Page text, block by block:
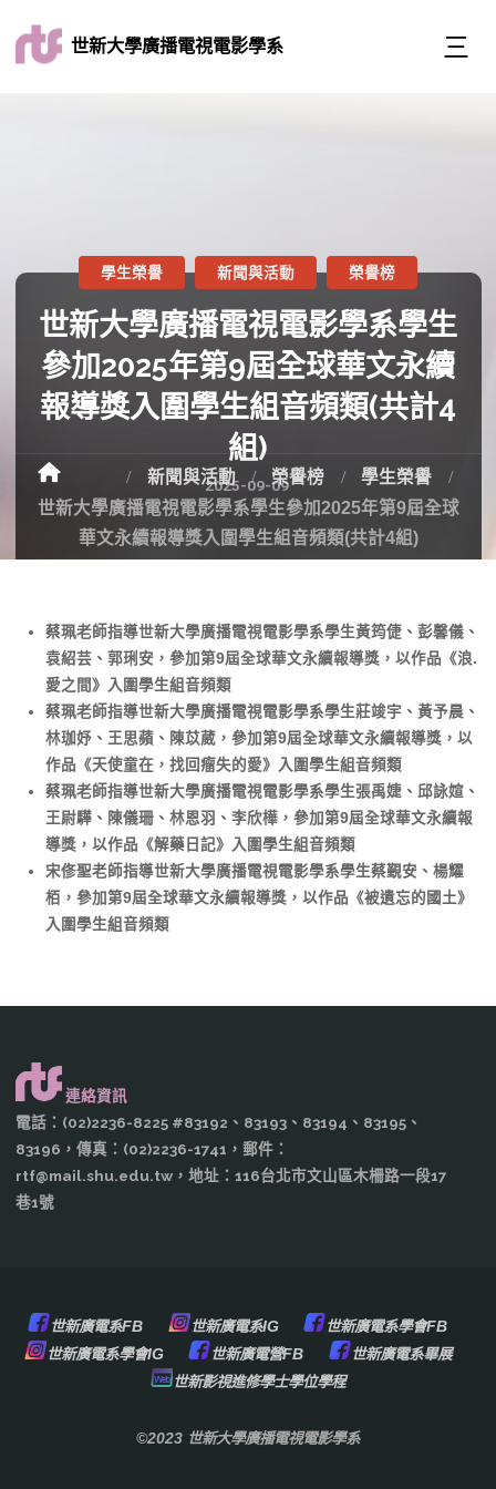
世新大學廣播電視電影學系
世新大學廣播電視電影學系學生
參加2025年第9屆全球華文永續
報導獎入圍學生組音頻類(共計4
組)
2025-09-09
學生榮譽 新聞與活動 榮譽榜
新聞與活動 榮譽榜
學生榮譽
世新大學廣播電視電影學系學生參加2025年第9屆全球
華文永續報導獎入圍學生組音頻類(共計4組)
蔡珮老師指導世新大學廣播電視電影學系學生黃筠倢、彭馨儀、
袁紹芸、郭琍安，參加第9屆全球華文永續報導獎，以作品《浪.
愛之間》入圍學生組音頻類
蔡珮老師指導世新大學廣播電視電影學系學生莊竣宇、黃予晨、
林珈妤、王思蘋、陳苡葳，參加第9屆全球華文永續報導獎，以
作品《天使童在，找回瘤失的愛》入圍學生組音頻類
蔡珮老師指導世新大學廣播電視電影學系學生張禹婕、邱詠媗、
王尉驊、陳儀珊、林恩羽、李欣樺，參加第9屆全球華文永續報
導獎，以作品《解藥日記》入圍學生組音頻類
宋俢聖老師指導世新大學廣播電視電影學系學生蔡覲安、楊耀
栢，參加第9屆全球華文永續報導獎，以作品《被遺忘的國土》
入圍學生組音頻類
連絡資訊
電話：(02)2236-8225 #83192、83193、83194、83195、
83196，傳真：(02)2236-1741，郵件：
rtf@mail.shu.edu.tw，地址：116台北市文山區木柵路一段17
巷1號
世新廣電系FB 世新廣電系IG
世新廣電系學會FB
世新廣電系學會IG
世新廣電營FB
世新廣電系畢展
世新影視進修學士學位學程
©2023 世新大學廣播電視電影學系